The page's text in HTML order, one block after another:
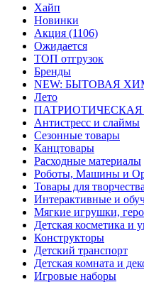
Хайп
Новинки
Акция (1106)
Ожидается
ТОП отгрузок
Бренды
NEW: БЫТОВАЯ
Лето
Антистресс и слаймы
Сезонные товары
Канцтовары
Расходные материалы
Роботы, Машины и
Товары для творчества
Интерактивные и
Мягкие игрушки,
Детская косметика и
Конструкторы
Детский транспорт
Детская комната и
Игровые наборы